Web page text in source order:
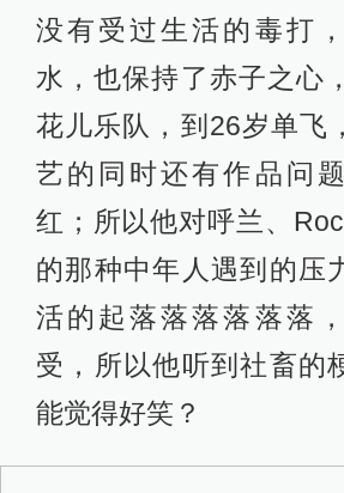
没有受过生活的毒打
水，也保持了赤子之心
花儿乐队，到26岁单飞
艺的同时还有作品问
红；所以他对呼兰、
的那种中年人遇到的压
活的起落落落落落落
受，所以他听到社畜的
能觉得好笑？